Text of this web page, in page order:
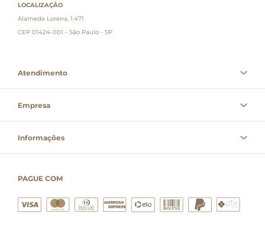
LOCALIZAÇÃO
Alameda Lorena, 1.471
CEP 01424-001 - São Paulo - SP
Atendimento
Empresa
Informações
PAGUE COM